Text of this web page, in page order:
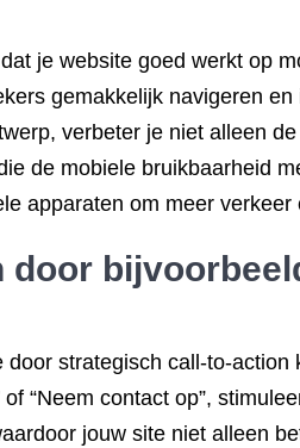
je website goed werkt op
gemakkelijk navigeren
verbeter je niet alleen
de mobiele bruikbaarheid
apparaten om meer
door
strategisch call-to-
of “Neem contact op”,
jouw site niet alleen